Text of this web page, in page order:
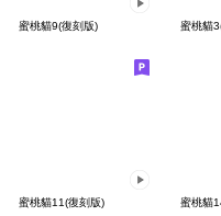
蜜桃貓9(復刻版) 蜜桃貓
蜜桃貓11(復刻版) 蜜桃貓